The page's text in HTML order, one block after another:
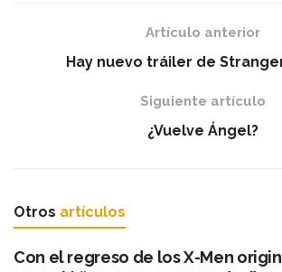
Artículo anterior
Hay nuevo tráiler de
Siguiente artículo
¿Vuelve Ángel?
Otros artículos
Con el regreso de los X-Men